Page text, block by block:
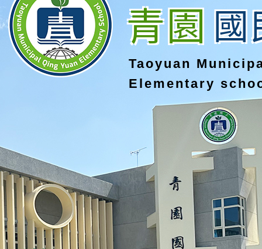
青園國
Taoyuan
Elementary